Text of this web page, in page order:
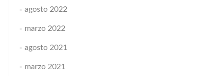
agosto 2022
marzo 2022
agosto 2021
marzo 2021